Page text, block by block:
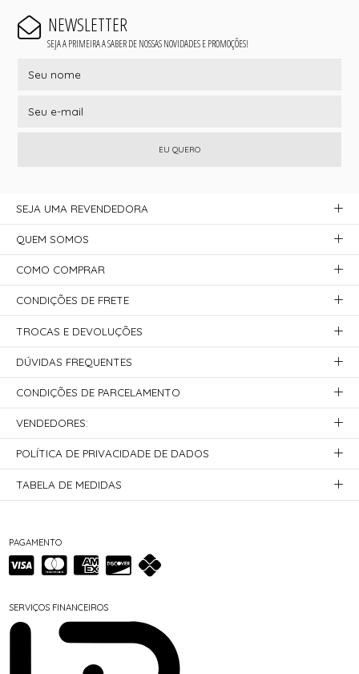
NEWSLETTER
SEJA A PRIMEIRA A SABER DE NOSSAS NOVIDADES E PROMOÇÕES!
EU QUERO
PAGAMENTO
SERVIÇOS FINANCEIROS
SEJA UMA REVENDEDORA
QUEM SOMOS
COMO COMPRAR
CONDIÇÕES DE FRETE
TROCAS E DEVOLUÇÕES
DÚVIDAS FREQUENTES
CONDIÇÕES DE PARCELAMENTO
VENDEDORES:
POLÍTICA DE PRIVACIDADE DE DADOS
TABELA DE MEDIDAS